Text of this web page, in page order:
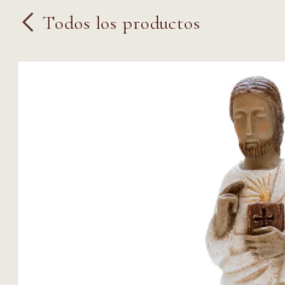
Todos los productos